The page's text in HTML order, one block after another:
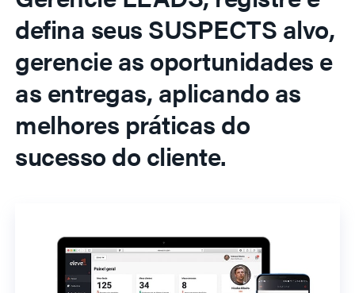
defina seus SUSPECTS alvo,
gerencie as oportunidades e
as entregas, aplicando as
melhores práticas do
sucesso do cliente.